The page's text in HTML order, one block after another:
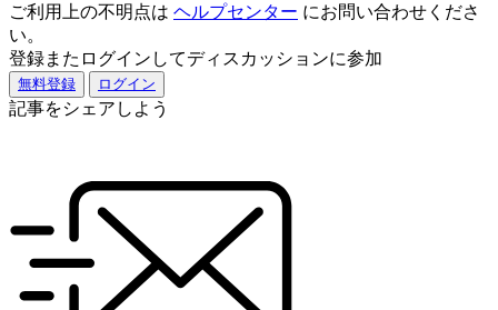
ご利用上の不明点は ヘルプセンター にお問い合わせくださ
い。
登録またログインしてディスカッションに参加
無料登録 ログイン
記事をシェアしよう